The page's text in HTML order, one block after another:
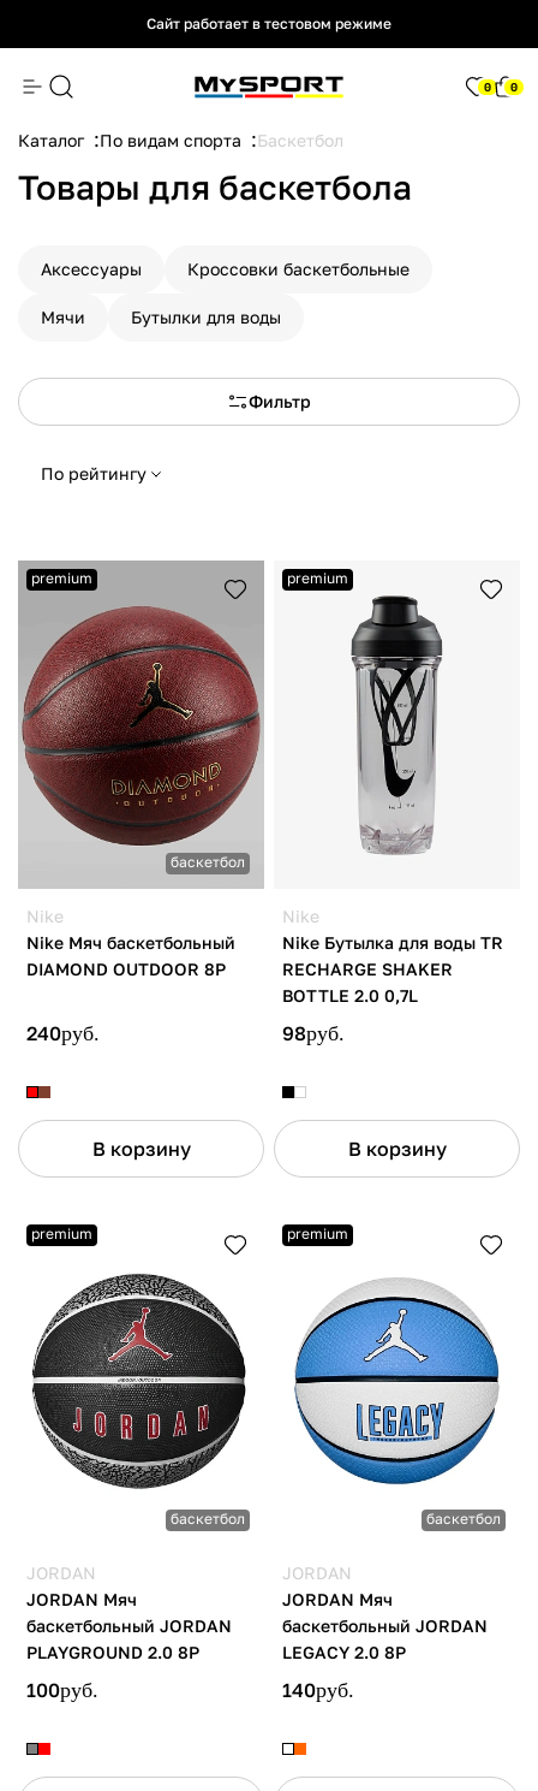
Сайт работает в тестовом режиме
Сайт работает в тестовом режиме
Сайт работает в тестовом режиме
0 0
Каталог По видам спорта Баскетбол
Товары для баскетбола
Аксессуары Кроссовки баскетбольные
Мячи Бутылки для воды
Фильтр
По рейтингу
premium
баскетбол
Nike
Nike Мяч баскетбольный
DIAMOND OUTDOOR 8P
240руб.
В корзину
premium
Nike
Nike Бутылка для воды TR
RECHARGE SHAKER
BOTTLE 2.0 0,7L
98руб.
В корзину
premium
баскетбол
JORDAN
JORDAN Мяч
баскетбольный JORDAN
PLAYGROUND 2.0 8P
100руб.
premium
баскетбол
JORDAN
JORDAN Мяч
баскетбольный JORDAN
LEGACY 2.0 8P
140руб.